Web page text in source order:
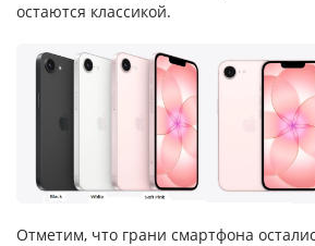
остаются классикой.
Отметим, что грани смартфона